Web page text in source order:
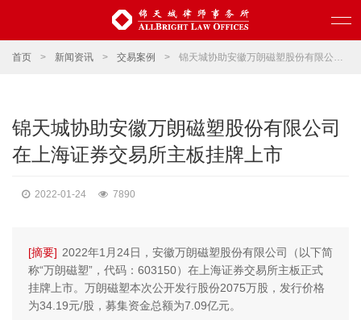
首页 > 新闻资讯 > 交易案例 > 锦天城协助安徽万朗磁塑股份有限公司在上海证券交易所主板挂牌上市
锦天城协助安徽万朗磁塑股份有限公司
在上海证券交易所主板挂牌上市
2022-01-24 7890
[摘要] 2022年1月24日，安徽万朗磁塑股份有限公司（以下简
称“万朗磁塑”，代码：603150）在上海证券交易所主板正式
挂牌上市。万朗磁塑本次公开发行股份2075万股，发行价格
为34.19元/股，募集资金总额为7.09亿元。